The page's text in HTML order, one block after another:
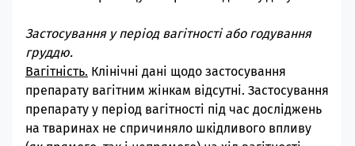
Застосування у період вагітності або годування
груддю.
Вагітність. Клінічні дані щодо застосування
препарату вагітним жінкам відсутні. Застосування
препарату у період вагітності під час досліджень
на тваринах не спричиняло шкідливого впливу